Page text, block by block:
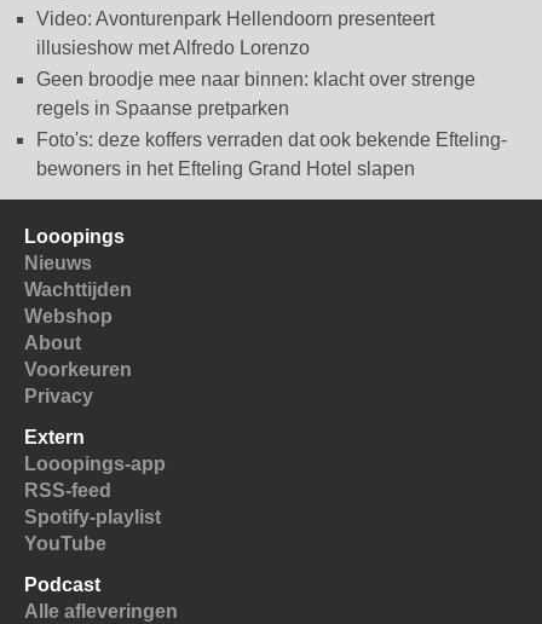
Video: Avonturenpark Hellendoorn presenteert
illusieshow met Alfredo Lorenzo
Geen broodje mee naar binnen: klacht over strenge
regels in Spaanse pretparken
Foto's: deze koffers verraden dat ook bekende Efteling-
bewoners in het Efteling Grand Hotel slapen
Looopings
Nieuws
Wachttijden
Webshop
About
Voorkeuren
Privacy
Extern
Looopings-app
RSS-feed
Spotify-playlist
YouTube
Podcast
Alle afleveringen